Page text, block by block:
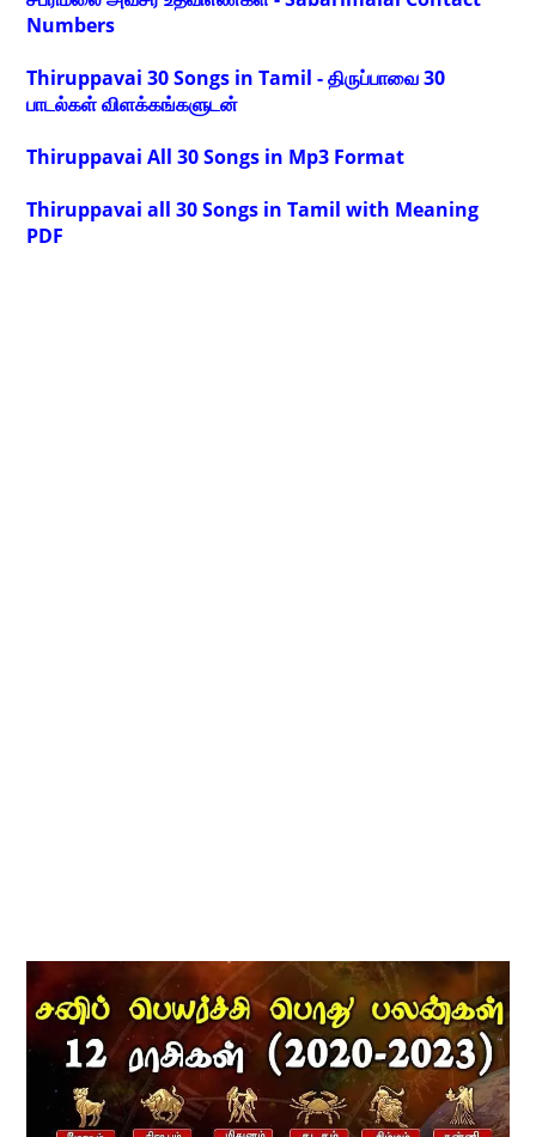
Numbers
Thiruppavai 30 Songs in Tamil - திருப்பாவை 30
பாடல்கள் விளக்கங்களுடன்
Thiruppavai All 30 Songs in Mp3 Format
Thiruppavai all 30 Songs in Tamil with Meaning
PDF